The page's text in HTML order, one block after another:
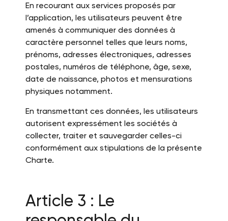
En recourant aux services proposés par
l’application, les utilisateurs peuvent être
amenés à communiquer des données à
caractère personnel telles que leurs noms,
prénoms, adresses électroniques, adresses
postales, numéros de téléphone, âge, sexe,
date de naissance, photos et mensurations
physiques notamment.
En transmettant ces données, les utilisateurs
autorisent expressément les sociétés à
collecter, traiter et sauvegarder celles-ci
conformément aux stipulations de la présente
Charte.
Article 3 : Le